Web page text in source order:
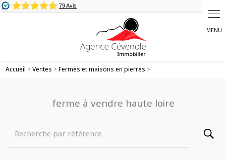
Accueil >Ventes >Fermes et maisons en pierres >
ferme à vendre haute loire
Recherche par référence
Panneau de gestion des cookies